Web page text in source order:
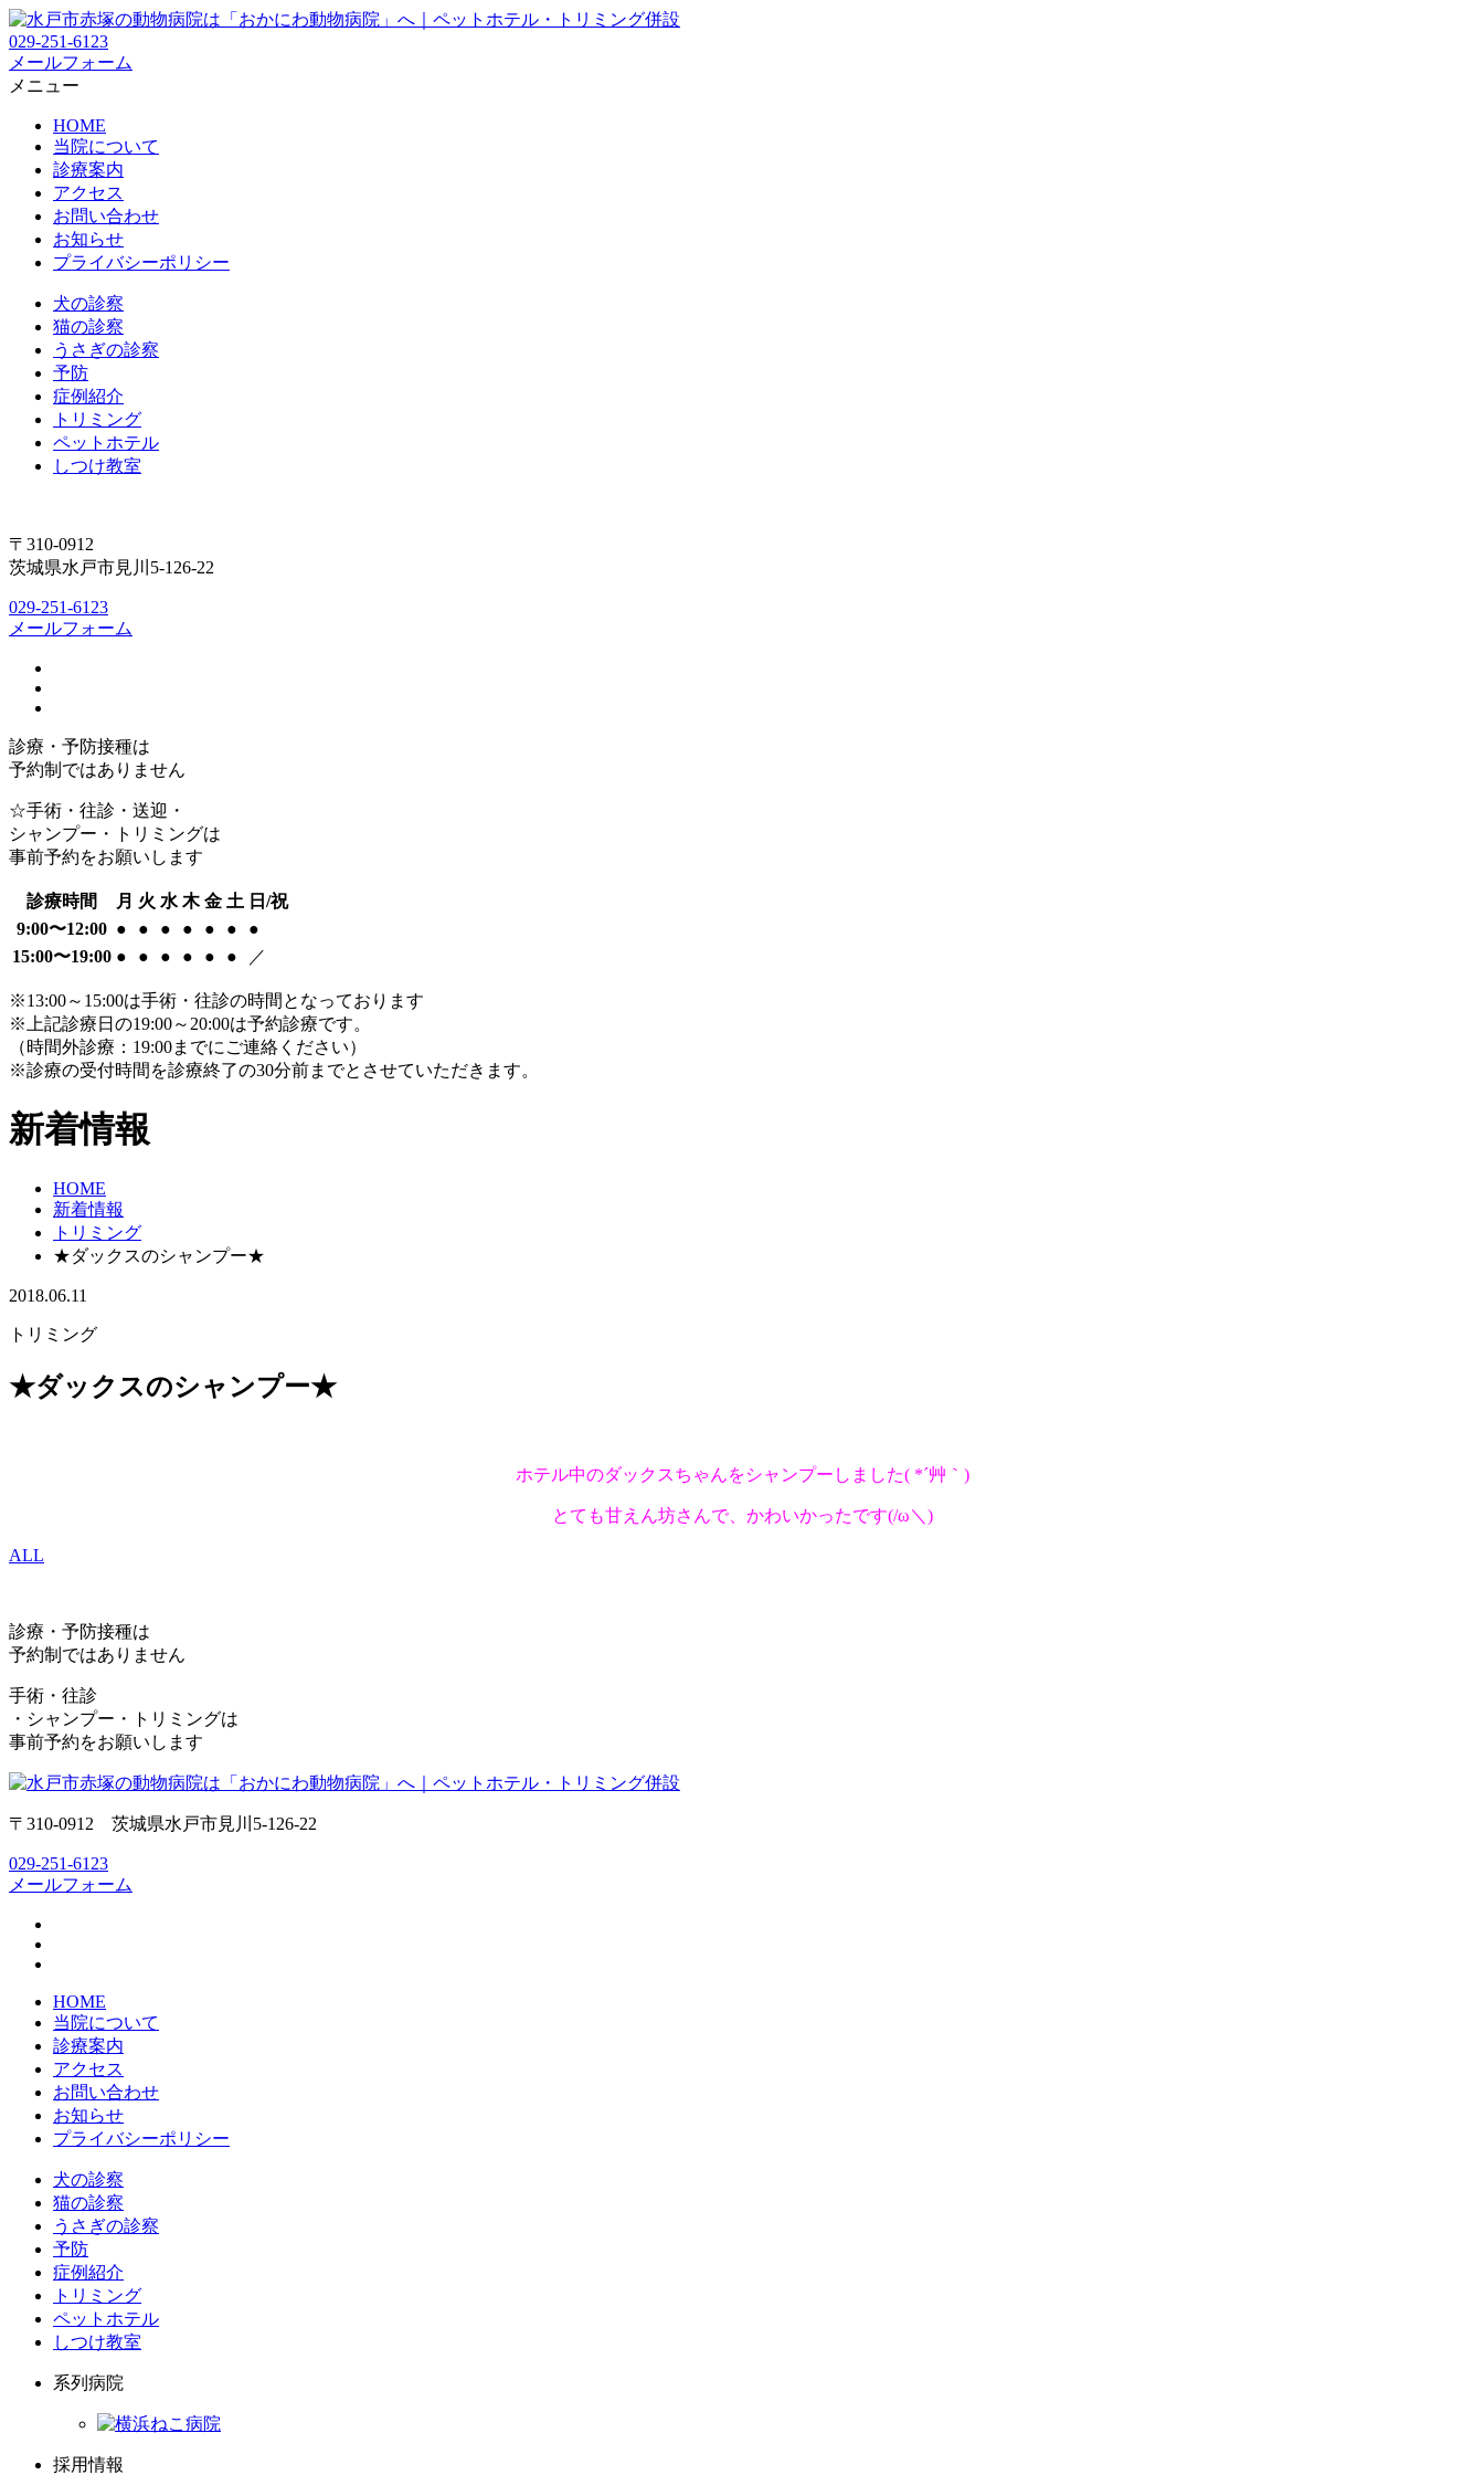
029-251-6123
メールフォーム
メニュー
HOME
当院について
診療案内
アクセス
お問い合わせ
お知らせ
プライバシーポリシー
犬の診察
猫の診察
うさぎの診察
予防
症例紹介
トリミング
ペットホテル
しつけ教室
〒310-0912
茨城県水戸市見川5-126-22
029-251-6123
メールフォーム
診療・予防接種は
予約制ではありません
☆手術・往診・送迎・
シャンプー・トリミングは
事前予約をお願いします
診療時間 月 火 水 木 金 土 日/祝
9:00〜12:00 ● ● ● ● ● ●
●
15:00〜19:00 ● ● ● ● ● ● ／
※13:00～15:00は手術・往診の時間となっております
※上記診療日の19:00～20:00は予約診療です。
（時間外診療：19:00までにご連絡ください）
※診療の受付時間を診療終了の30分前までとさせていただきます。
新着情報
HOME
新着情報
トリミング
★ダックスのシャンプー★
2018.06.11
トリミング
★ダックスのシャンプー★
ホテル中のダックスちゃんをシャンプーしました( *´艸｀)
とても甘えん坊さんで、かわいかったです(/ω＼)
ALL
診療・予防接種は
予約制ではありません
手術・往診
・シャンプー・トリミングは
事前予約をお願いします
〒310-0912 茨城県水戸市見川5-126-22
029-251-6123
メールフォーム
HOME
当院について
診療案内
アクセス
お問い合わせ
お知らせ
プライバシーポリシー
犬の診察
猫の診察
うさぎの診察
予防
症例紹介
トリミング
ペットホテル
しつけ教室
系列病院
採用情報